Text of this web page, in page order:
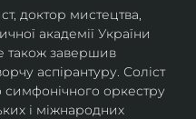
доктор мистецтва,
академії України
також завершив
аспірантуру. Соліст
симфонічного оркестру
і міжнародних